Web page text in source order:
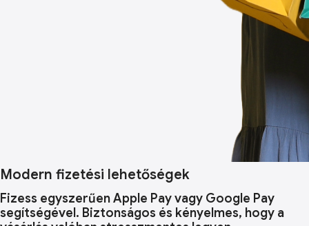
Modern fizetési lehetőségek
Fizess egyszerűen Apple Pay vagy Google Pay
segítségével. Biztonságos és kényelmes, hogy a